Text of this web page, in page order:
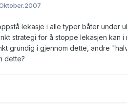
lekasje i alle typer båter under
strategi for å stoppe lekasjen kan
grundig i gjennom dette, andre
dette?